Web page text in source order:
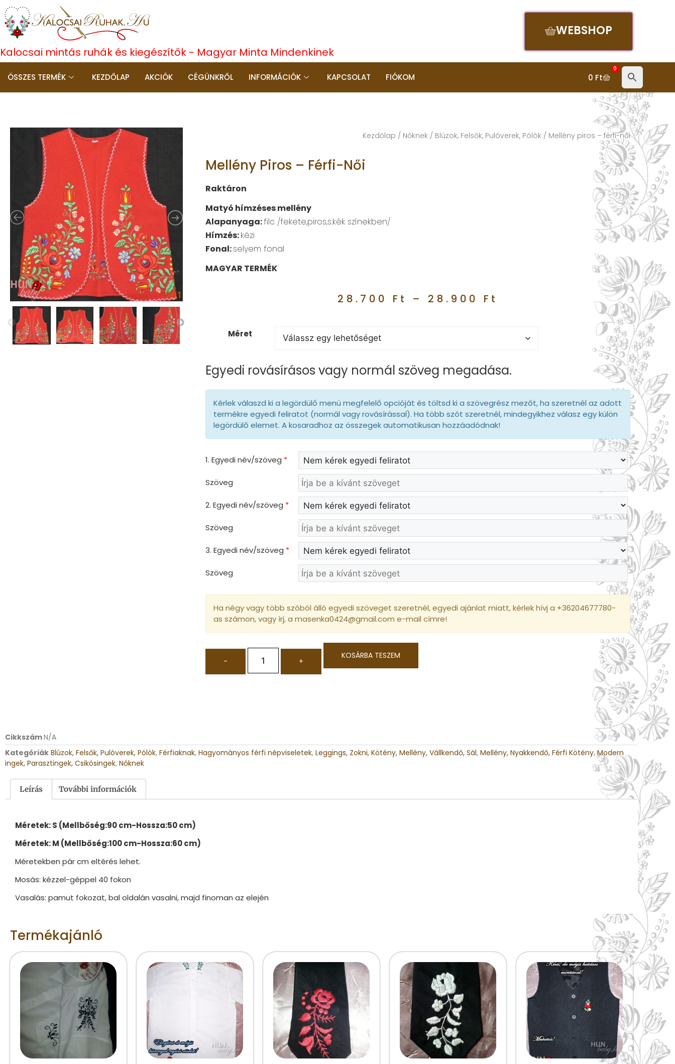
Kalocsai mintás ruhák és kiegészítők - Magyar Minta Mindenkinek
WEBSHOP
ÖSSZES TERMÉK KEZDŐLAP AKCIÓK CÉGÜNKRŐL INFORMÁCIÓK KAPCSOLAT FIÓKOM 0 Ft
0
Kezdőlap / Nőknek / Blúzok, Felsők, Pulóverek, Pólók / Mellény piros – férfi-női
Mellény Piros – Férfi-Női
Raktáron
Matyó hímzéses mellény
Alapanyaga:filc /fekete,piros,s.kék színekben/
Hímzés:kézi
Fonal:selyem fonal
MAGYAR TERMÉK
28.700 Ft – 28.900 Ft
Méret
Egyedi rovásírásos vagy normál szöveg megadása.
Kérlek válaszd ki a legördülő menü megfelelő opcióját és töltsd ki a szövegrész mezőt, ha szeretnél az adott
termékre egyedi feliratot (normál vagy rovásírással). Ha több szót szeretnél, mindegyikhez válasz egy külön
legördülő elemet. A kosaradhoz az összegek automatikusan hozzáadódnak!
1. Egyedi név/szöveg *
Szöveg
2. Egyedi név/szöveg *
Szöveg
3. Egyedi név/szöveg *
Szöveg
Ha négy vagy több szóból álló egyedi szöveget szeretnél, egyedi ajánlat miatt, kérlek hívj a +36204677780-
as számon, vagy írj, a masenka0424@gmail.com e-mail címre!
- +
KOSÁRBA TESZEM
CikkszámN/A
Kategóriák Blúzok, Felsők, Pulóverek, Pólók, Férfiaknak, Hagyományos férfi népviseletek, Leggings, Zokni, Kötény, Mellény, Vállkendő, Sál, Mellény, Nyakkendő, Férfi Kötény,Modern
ingek, Parasztingek, Csikósingek, Nőknek
Leírás További információk
Méretek: S (Mellbőség:90 cm-Hossza:50 cm)
Méretek: M (Mellbőség:100 cm-Hossza:60 cm)
Méretekben pár cm eltérés lehet.
Mosás: kézzel-géppel 40 fokon
Vasalás: pamut fokozat, bal oldalán vasalni, majd finoman az elején
Termékajánló